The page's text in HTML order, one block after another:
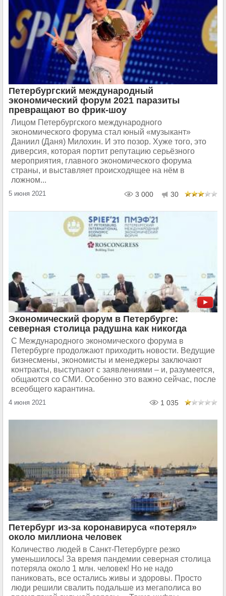
Петербургский международный
экономический форум 2021 паразиты
превращают во фрик-шоу
Лицом Петербургского международного
экономического форума стал юный «музыкант»
Даниил (Даня) Милохин. И это позор. Хуже того, это
диверсия, которая портит репутацию серьёзного
мероприятия, главного экономического форума
страны, и выставляет происходящее на нём в
ложном...
5 июня 2021 3 000 30
Экономический форум в Петербурге:
северная столица радушна как никогда
С Международного экономического форума в
Петербурге продолжают приходить новости. Ведущие
бизнесмены, экономисты и менеджеры заключают
контракты, выступают с заявлениями – и, разумеется,
общаются со СМИ. Особенно это важно сейчас, после
всеобщего карантина.
4 июня 2021 1 035
Петербург из-за коронавируса «потерял»
около миллиона человек
Количество людей в Санкт-Петербурге резко
уменьшилось! За время пандемии северная столица
потеряла около 1 млн. человек! Но не надо
паниковать, все остались живы и здоровы. Просто
люди решили свалить подальше из мегаполиса во